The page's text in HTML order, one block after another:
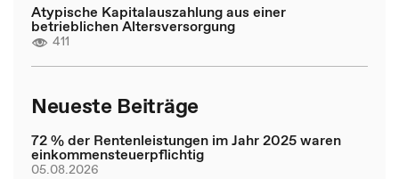
Atypische Kapitalauszahlung aus einer
betrieblichen Altersversorgung
411
Neueste Beiträge
72 % der Rentenleistungen im Jahr 2025 waren
einkommensteuerpflichtig
05.08.2026